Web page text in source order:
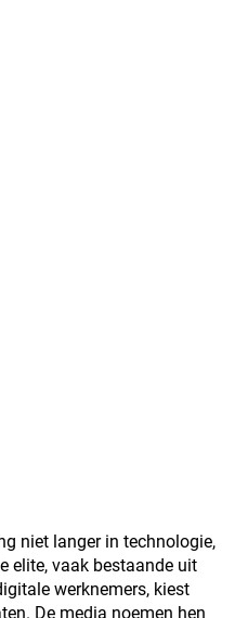
niet langer in technologie,
elite, vaak bestaande uit
werknemers, kiest
De media noemen hen